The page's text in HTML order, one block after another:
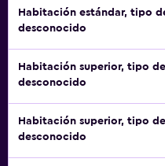
Habitación estándar, tipo
desconocido
Habitación superior, tipo
desconocido
Habitación superior, tipo
desconocido